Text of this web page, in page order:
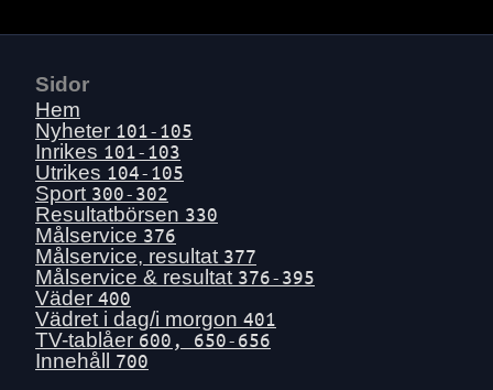
Mån 6 juli
Lör 4 juli
Fre 3 juli
Tors 2 juli
Ons 1 juli
Tis 30 juni
Mån 29 juni
Sön 28 juni
Lör 27 juni
Fre 26 juni
Tors 25 juni
Sidor
Hem
Nyheter 101-105
Inrikes 101-103
Utrikes 104-105
Sport 300-302
Resultatbörsen 330
Målservice 376
Målservice, resultat 377
Målservice & resultat 376-395
Väder 400
Vädret i dag/i morgon 401
TV-tablåer 600, 650-656
Innehåll 700